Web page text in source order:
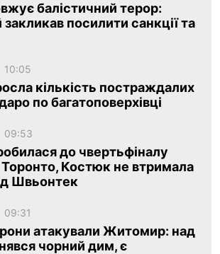
балістичний терор:
посилити санкції та
10:05
кількість постраждалих
по багатоповерхівці
09:53
до чвертьфіналу
Костюк не втримала
Швьонтек
09:31
атакували Житомир: над
чорний дим, є